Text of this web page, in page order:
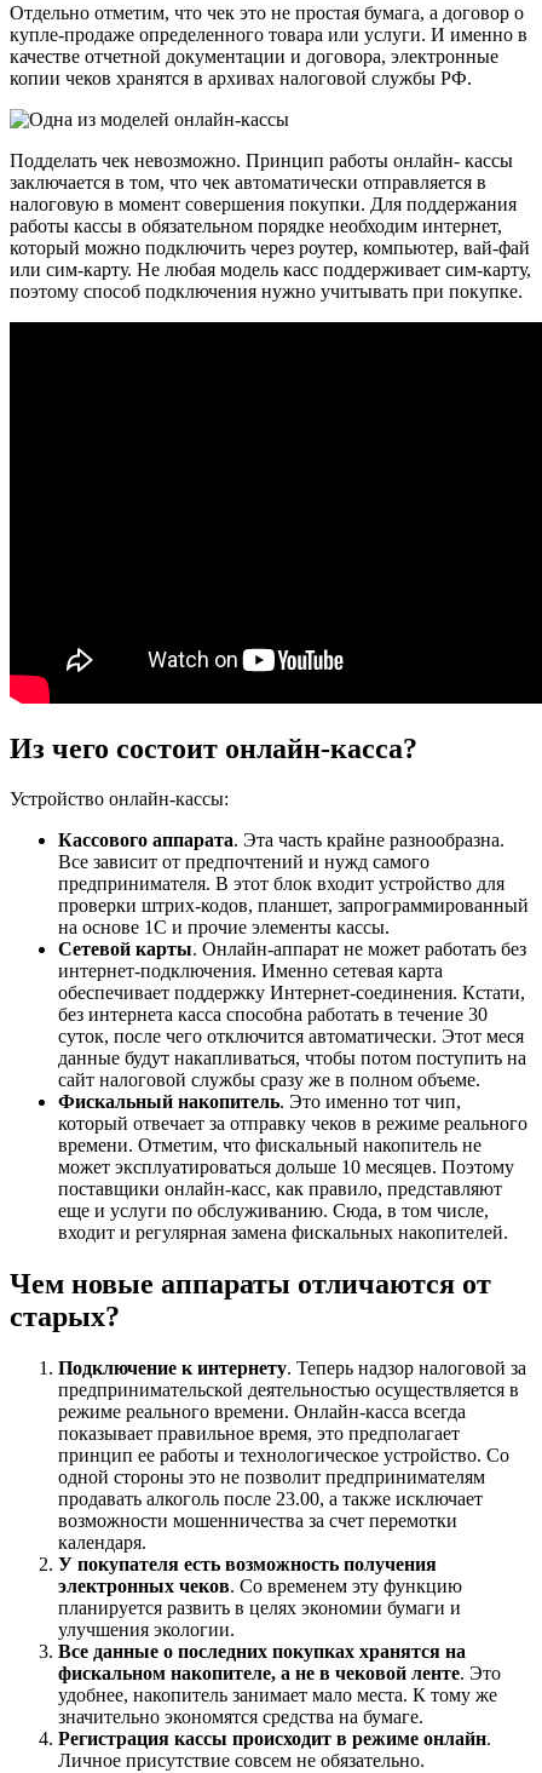
Отдельно отметим, что чек это не простая бумага, а договор о
купле-продаже определенного товара или услуги. И именно в
качестве отчетной документации и договора, электронные
копии чеков хранятся в архивах налоговой службы РФ.
Подделать чек невозможно. Принцип работы онлайн- кассы
заключается в том, что чек автоматически отправляется в
налоговую в момент совершения покупки. Для поддержания
работы кассы в обязательном порядке необходим интернет,
который можно подключить через роутер, компьютер, вай-фай
или сим-карту. Не любая модель касс поддерживает сим-карту,
поэтому способ подключения нужно учитывать при покупке.
Из чего состоит онлайн-касса?
Устройство онлайн-кассы:
Кассового аппарата. Эта часть крайне разнообразна.
Все зависит от предпочтений и нужд самого
предпринимателя. В этот блок входит устройство для
проверки штрих-кодов, планшет, запрограммированный
на основе 1С и прочие элементы кассы.
Сетевой карты. Онлайн-аппарат не может работать без
интернет-подключения. Именно сетевая карта
обеспечивает поддержку Интернет-соединения. Кстати,
без интернета касса способна работать в течение 30
суток, после чего отключится автоматически. Этот меся
данные будут накапливаться, чтобы потом поступить на
сайт налоговой службы сразу же в полном объеме.
Фискальный накопитель. Это именно тот чип,
который отвечает за отправку чеков в режиме реального
времени. Отметим, что фискальный накопитель не
может эксплуатироваться дольше 10 месяцев. Поэтому
поставщики онлайн-касс, как правило, представляют
еще и услуги по обслуживанию. Сюда, в том числе,
входит и регулярная замена фискальных накопителей.
Чем новые аппараты отличаются от
старых?
Подключение к интернету. Теперь надзор налоговой за
предпринимательской деятельностью осуществляется в
режиме реального времени. Онлайн-касса всегда
показывает правильное время, это предполагает
принцип ее работы и технологическое устройство. Со
одной стороны это не позволит предпринимателям
продавать алкоголь после 23.00, а также исключает
возможности мошенничества за счет перемотки
календаря.
У покупателя есть возможность получения
электронных чеков. Со временем эту функцию
планируется развить в целях экономии бумаги и
улучшения экологии.
Все данные о последних покупках хранятся на
фискальном накопителе, а не в чековой ленте. Это
удобнее, накопитель занимает мало места. К тому же
значительно экономятся средства на бумаге.
Регистрация кассы происходит в режиме онлайн.
Личное присутствие совсем не обязательно.